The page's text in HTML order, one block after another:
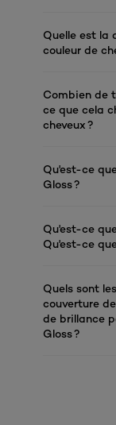
Quelle est la
couleur de
Combien de
ce que cela
cheveux ?
Qu'est-ce
Gloss ?
Qu'est-ce
Qu'est-ce
Quels sont
couverture
de brillance
Gloss ?